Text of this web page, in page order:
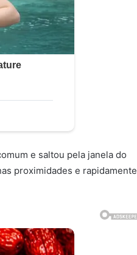
e saltou pela janela do
proximidades e rapidamente